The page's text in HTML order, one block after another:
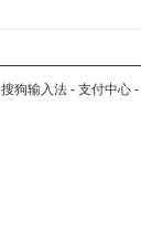
搜狗输入法 - 支付中心 -